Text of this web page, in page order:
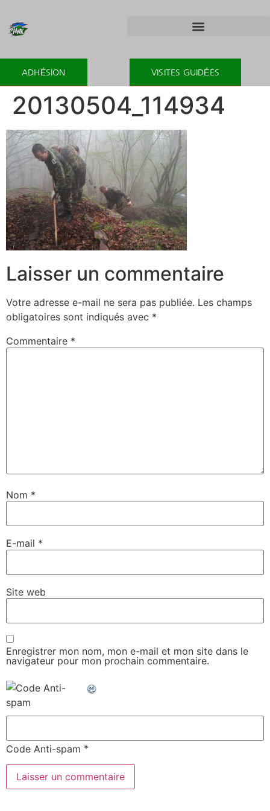
ADHÉSION VISITES GUIDÉES
20130504_114934
Laisser un commentaire
Votre adresse e-mail ne sera pas publiée. Les champs
obligatoires sont indiqués avec *
Commentaire *
Nom *
E-mail *
Site web
Enregistrer mon nom, mon e-mail et mon site dans le
navigateur pour mon prochain commentaire.
Code Anti-spam *